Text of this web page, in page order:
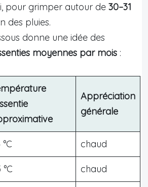
pour grimper autour de 30–31
des pluies.
donne une idée des
moyennes par mois :
Appréciation
générale
chaud
°C chaud